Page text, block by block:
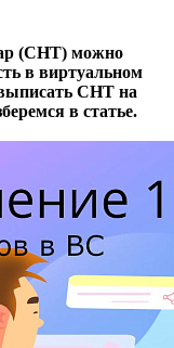
(СНТ) можно
в виртуальном
СНТ на
в статье.